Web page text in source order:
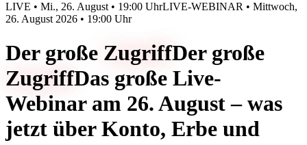
LIVE • Mi., 26. August • 19:00 UhrLIVE-WEBINAR • Mittwoch,
26. August 2026 • 19:00 Uhr
Der große ZugriffDer große
ZugriffDas große Live-
Webinar am 26. August – was
jetzt über Konto, Erbe und